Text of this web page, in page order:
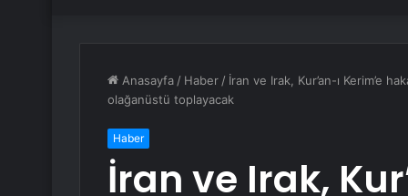
Anasayfa / Haber / İran ve Irak, Kur’an-ı Kerim’e
olağanüstü toplayacak
Haber
İran ve Irak,